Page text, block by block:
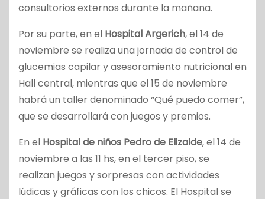
consultorios externos durante la mañana.
Por su parte, en el Hospital Argerich, el 14 de
noviembre se realiza una jornada de control de
glucemias capilar y asesoramiento nutricional en
Hall central, mientras que el 15 de noviembre
habrá un taller denominado “Qué puedo comer”,
que se desarrollará con juegos y premios.
En el Hospital de niños Pedro de Elizalde, el 14 de
noviembre a las 11 hs, en el tercer piso, se
realizan juegos y sorpresas con actividades
lúdicas y gráficas con los chicos. El Hospital se